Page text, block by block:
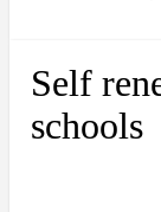
Self
schools